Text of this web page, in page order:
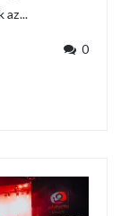
az...
0